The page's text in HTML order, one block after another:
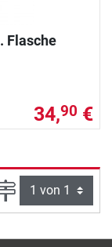
Flasche
34,90 €
Seite